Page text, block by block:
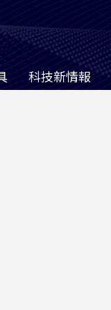
科技新情報